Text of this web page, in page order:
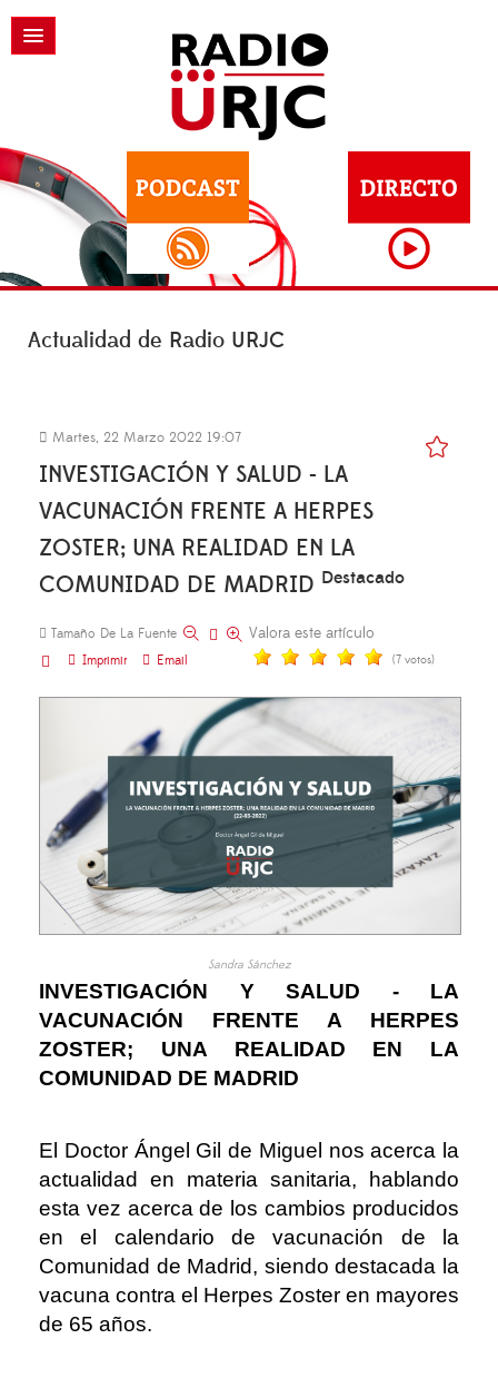
Actualidad de Radio URJC
Martes, 22 Marzo 2022 19:07
INVESTIGACIÓN Y SALUD - LA
VACUNACIÓN FRENTE A HERPES
ZOSTER; UNA REALIDAD EN LA
COMUNIDAD DE MADRID Destacado
Tamaño De La Fuente
Imprimir
Email
Valora este artículo
(7 votos)
Sandra Sánchez
INVESTIGACIÓN Y SALUD - LA
VACUNACIÓN FRENTE A HERPES
ZOSTER; UNA REALIDAD EN LA
COMUNIDAD DE MADRID
El Doctor Ángel Gil de Miguel nos acerca la
actualidad en materia sanitaria, hablando
esta vez acerca de los cambios producidos
en el calendario de vacunación de la
Comunidad de Madrid, siendo destacada la
vacuna contra el Herpes Zoster en mayores
de 65 años.